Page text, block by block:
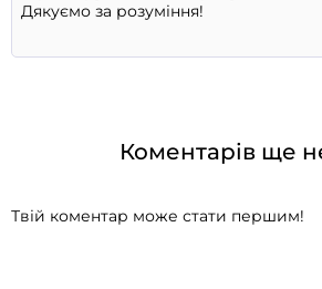
Коментарів ще
Твій коментар може стати першим!